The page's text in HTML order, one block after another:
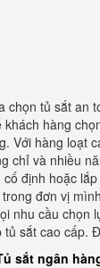
tủ sắt an
hàng
Với hàng loạt
chỉ và nhiều
định hoặc
đơn vị
nhu cầu chọn
sắt cao cấp.
sắt ngân